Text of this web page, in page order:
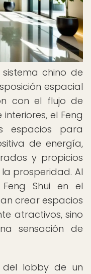
chino de
espacial
con el flujo de
el Feng
espacios para
de energía,
y propicios
prosperidad. Al
Shui en el
crear espacios
atractivos, sino
sensación de
del lobby de un